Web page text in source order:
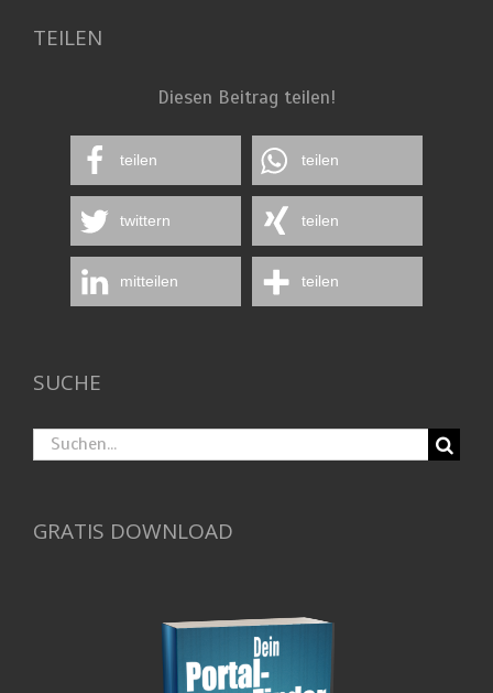
TEILEN
Diesen Beitrag teilen!
teilen teilen
twittern teilen
mitteilen teilen
SUCHE
Suche
GRATIS DOWNLOAD